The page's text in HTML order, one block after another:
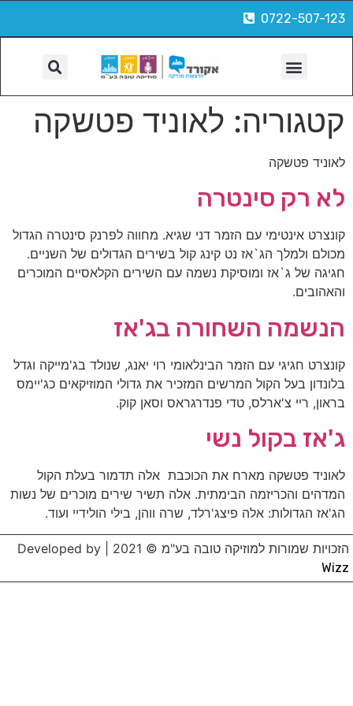
0722-507-123
קטגוריה: לאוניד פטשקה
לאוניד פטשקה
לא רק סינטרה
קונצרט אינטימי עם הזמר דני שגיא. מחווה לפרנק סינטרה הגדול
מכולם ולמלך הג`אז נט קינג קול בשירים הגדולים של השניים.
חגיגה של ג`אז ומוסיקת נשמה עם השירים הקלאסיים המוכרים
והאהובים.
הנשמה השחורה בג'אז
קונצרט חגיגי עם הזמר הבינלאומי רוי יאנג, שנולד בג'מייקה וגדל
בלונדון בעל הקול המרשים המזכיר את גדולי המוזיקאים כג'יימס
בראון, ריי צ'ארלס, טדי פנדרגראס וסאן קוק.
ג'אז בקול נשי
לאוניד פטשקה מארח את הכוכבת אלה תדמור בעלת הקול
המדהים והכריזמה הבימתית. אלה תשיר שירים מוכרים של נשות
הג'אז הגדולות: אלה פיצג'רלד, שרה ווהן, בילי הולידיי ועוד.
הזכויות שמורות למוזיקה טובה בע"מ © 2021 | Developed by
Wizz